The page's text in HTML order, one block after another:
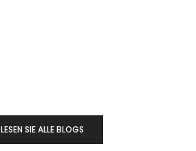
LESEN SIE ALLE BLOGS